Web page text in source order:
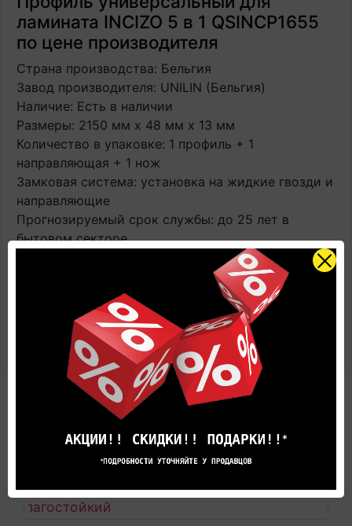
ламината INCIZO 5 в 1 QSINCP1655
по цене производителя
Страна производства: Бельгия
Завод производителя: UNILIN (Бельгия)
Наличие: Есть в наличии
Размеры: 2150 мм х 48 мм х 13 мм
Количество в упаковке: 1 профиль + 1
направляющая + 1 нож
Замковая система: установка на жидкие гвозди и
направляющие
Прогнозируемый срок службы: до 25 лет в
бытовом секторе
Поверхность: ламинированная усиленная пленка
Полосность: под плитку
Безопасность материала (сертификаты): да,
сертификат E1
РЕКОМЕНДУЕМЫЕ ТОВАРЫ